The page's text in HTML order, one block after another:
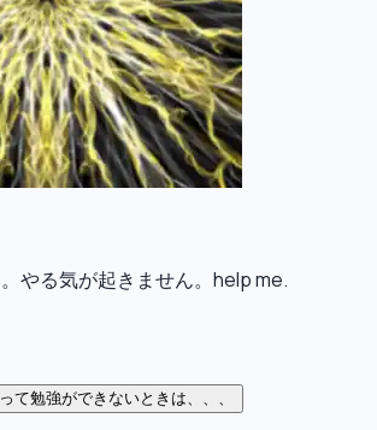
やる気が起きません。help me.
て勉強ができないときは、、、